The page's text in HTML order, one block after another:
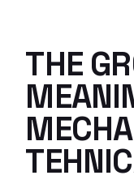
THE